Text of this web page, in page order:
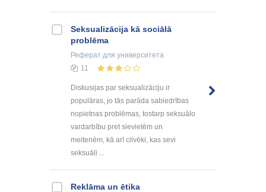
Seksualizācija kā sociālā
problēma
Реферат для университета
11
Diskusijas par seksualizāciju ir
populāras, jo tās parāda sabiedrības
nopietnas problēmas, tostarp seksuālo
vardarbību pret sievietēm un
meitenēm, kā arī cilvēki, kas sevi
seksuāli ...
Reklāma un ētika